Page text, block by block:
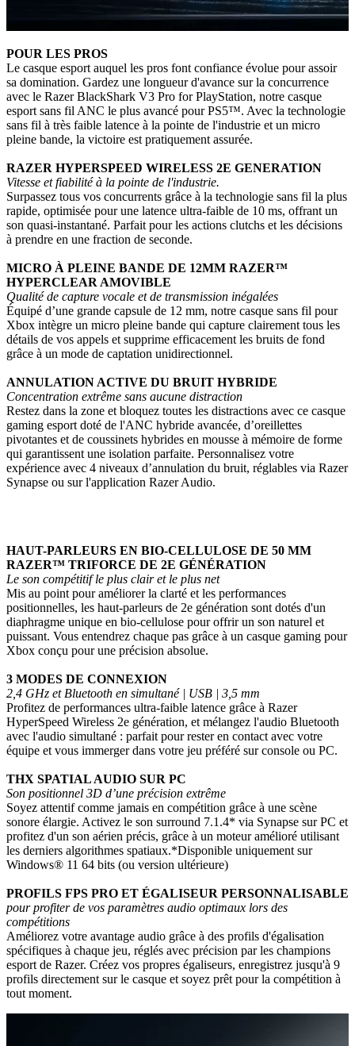
POUR LES PROS
Le casque esport auquel les pros font confiance évolue pour assoir
sa domination. Gardez une longueur d'avance sur la concurrence
avec le Razer BlackShark V3 Pro for PlayStation, notre casque
esport sans fil ANC le plus avancé pour PS5™. Avec la technologie
sans fil à très faible latence à la pointe de l'industrie et un micro
pleine bande, la victoire est pratiquement assurée.
RAZER HYPERSPEED WIRELESS 2E GENERATION
Vitesse et fiabilité à la pointe de l'industrie.
Surpassez tous vos concurrents grâce à la technologie sans fil la plus
rapide, optimisée pour une latence ultra-faible de 10 ms, offrant un
son quasi-instantané. Parfait pour les actions clutchs et les décisions
à prendre en une fraction de seconde.
MICRO À PLEINE BANDE DE 12MM RAZER™
HYPERCLEAR AMOVIBLE
Qualité de capture vocale et de transmission inégalées
Équipé d’une grande capsule de 12 mm, notre casque sans fil pour
Xbox intègre un micro pleine bande qui capture clairement tous les
détails de vos appels et supprime efficacement les bruits de fond
grâce à un mode de captation unidirectionnel.
ANNULATION ACTIVE DU BRUIT HYBRIDE
Concentration extrême sans aucune distraction
Restez dans la zone et bloquez toutes les distractions avec ce casque
gaming esport doté de l'ANC hybride avancée, d’oreillettes
pivotantes et de coussinets hybrides en mousse à mémoire de forme
qui garantissent une isolation parfaite. Personnalisez votre
expérience avec 4 niveaux d’annulation du bruit, réglables via Razer
Synapse ou sur l'application Razer Audio.
HAUT-PARLEURS EN BIO-CELLULOSE DE 50 MM
RAZER™ TRIFORCE DE 2E GÉNÉRATION
Le son compétitif le plus clair et le plus net
Mis au point pour améliorer la clarté et les performances
positionnelles, les haut-parleurs de 2e génération sont dotés d'un
diaphragme unique en bio-cellulose pour offrir un son naturel et
puissant. Vous entendrez chaque pas grâce à un casque gaming pour
Xbox conçu pour une précision absolue.
3 MODES DE CONNEXION
2,4 GHz et Bluetooth en simultané | USB | 3,5 mm
Profitez de performances ultra-faible latence grâce à Razer
HyperSpeed Wireless 2e génération, et mélangez l'audio Bluetooth
avec l'audio simultané : parfait pour rester en contact avec votre
équipe et vous immerger dans votre jeu préféré sur console ou PC.
THX SPATIAL AUDIO SUR PC
Son positionnel 3D d’une précision extrême
Soyez attentif comme jamais en compétition grâce à une scène
sonore élargie. Activez le son surround 7.1.4* via Synapse sur PC et
profitez d'un son aérien précis, grâce à un moteur amélioré utilisant
les derniers algorithmes spatiaux.*Disponible uniquement sur
Windows® 11 64 bits (ou version ultérieure)
PROFILS FPS PRO ET ÉGALISEUR PERSONNALISABLE
pour profiter de vos paramètres audio optimaux lors des
compétitions
Améliorez votre avantage audio grâce à des profils d'égalisation
spécifiques à chaque jeu, réglés avec précision par les champions
esport de Razer. Créez vos propres égaliseurs, enregistrez jusqu'à 9
profils directement sur le casque et soyez prêt pour la compétition à
tout moment.